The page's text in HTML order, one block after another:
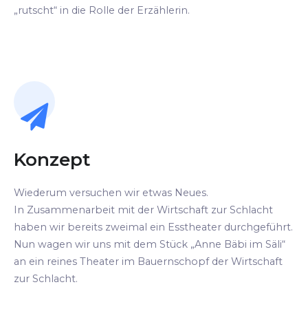
„rutscht“ in die Rolle der Erzählerin.
Konzept
Wiederum versuchen wir etwas Neues.
In Zusammenarbeit mit der Wirtschaft zur Schlacht
haben wir bereits zweimal ein Esstheater durchgeführt.
Nun wagen wir uns mit dem Stück „Anne Bäbi im Säli“
an ein reines Theater im Bauernschopf der Wirtschaft
zur Schlacht.